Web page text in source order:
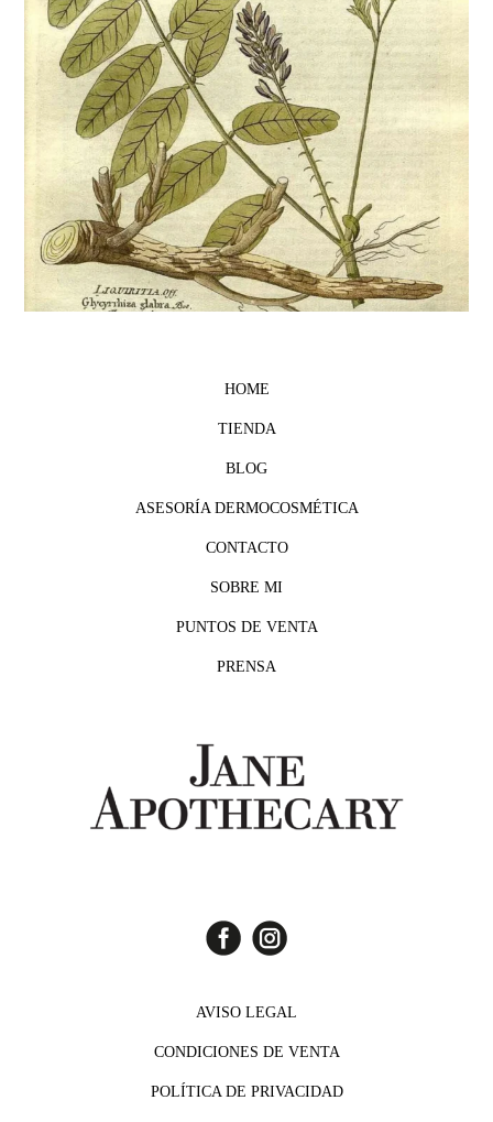
HOME
TIENDA
BLOG
ASESORÍA DERMOCOSMÉTICA
CONTACTO
SOBRE MI
PUNTOS DE VENTA
PRENSA
AVISO LEGAL
CONDICIONES DE VENTA
POLÍTICA DE PRIVACIDAD